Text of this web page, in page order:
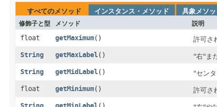
すべてのメソッド インスタンス・メソッド 具象メソ
修飾子と型 メソッド 説明
float getMaximum() 許可さ
String getMaxLabel() "右"ま
String getMidLabel() "セン
float getMinimum() 許可さ